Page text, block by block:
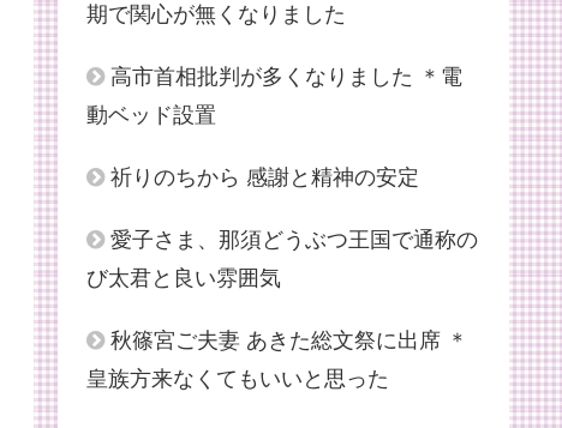
期で関心が無くなりました
高市首相批判が多くなりました ＊電
動ベッド設置
祈りのちから 感謝と精神の安定
愛子さま、那須どうぶつ王国で通称の
び太君と良い雰囲気
秋篠宮ご夫妻 あきた総文祭に出席 ＊
皇族方来なくてもいいと思った